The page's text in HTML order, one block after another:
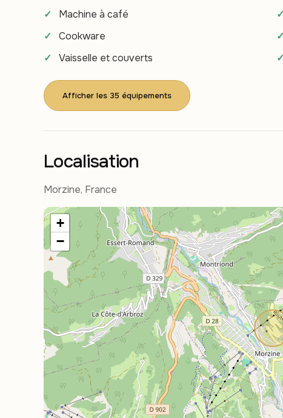
Machine à café
Cookware
Vaisselle et couverts
Afficher les 35 équipements
Localisation
Morzine, France
+
−